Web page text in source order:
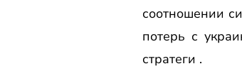
соотношении
потерь с
стратеги .